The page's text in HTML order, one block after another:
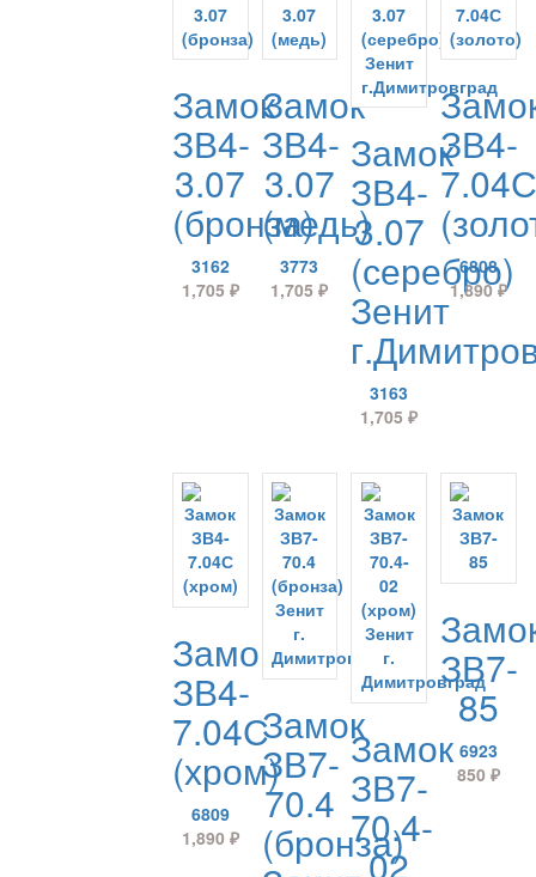
Замок
ЗВ4-
3.07
(бронза)
3162
1,705 ₽
Замок
ЗВ4-
3.07
(медь)
3773
1,705₽
Замок
ЗВ4-
3.07
(серебро)
Зенит
3163
1,705₽
ЗВ4-
7.04С
6808
1,890₽
Замок
ЗВ4-
7.04С
(хром)
6809
1,890 ₽
Замок
ЗВ7-
70.4
(бронза)
Замок
ЗВ7-
70.4-
02
ЗВ7-
85
6923
850 ₽